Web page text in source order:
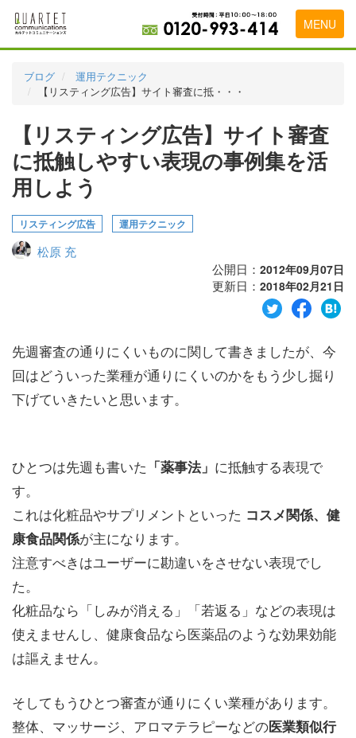
MENU
料金表
実績・お客様の声
初めて導入をお考えの方
代理店の乗り換えをお考えの方
広告代理店・HP制作会社様へ
お申し込みから運用開始までの流れ
ブログ
運用テクニック
【リスティング広告】サイト審査に抵・・・
【リスティング広告】サイト審査
に抵触しやすい表現の事例集を活
用しよう
リスティング広告 運用テクニック
松原 充
公開日： 2012年09月07日
更新日： 2018年02月21日
先週審査の通りにくいものに関して書きましたが、今
回はどういった業種が通りにくいのかをもう少し掘り
下げていきたいと思います。
ひとつは先週も書いた 「薬事法」 に抵触する表現で
す。
これは化粧品やサプリメントといった コスメ関係、健
康食品関係が主になります。
注意すべきはユーザーに勘違いをさせない表現でし
た。
化粧品なら「しみが消える」「若返る」などの表現は
使えませんし、健康食品なら医薬品のような効果効能
は謳えません。
そしてもうひとつ審査が通りにくい業種があります。
整体、マッサージ、アロマテラピーなどの医業類似行